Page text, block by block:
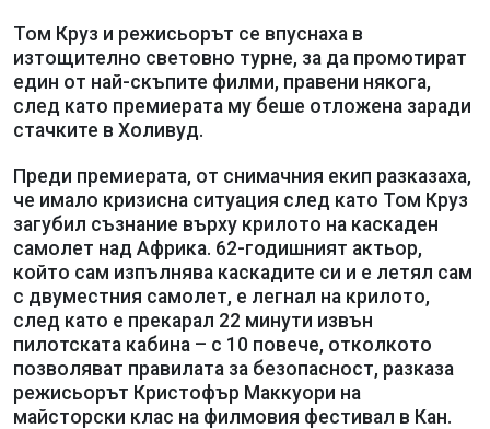
Том Круз и режисьорът се впуснаха в
изтощително световно турне, за да промотират
един от най-скъпите филми, правени някога,
след като премиерата му беше отложена заради
стачките в Холивуд.
Преди премиерата, от снимачния екип разказаха,
че имало кризисна ситуация след като Том Круз
загубил съзнание върху крилото на каскаден
самолет над Африка. 62-годишният актьор,
който сам изпълнява каскадите си и е летял сам
с двуместния самолет, е легнал на крилото,
след като е прекарал 22 минути извън
пилотската кабина – с 10 повече, отколкото
позволяват правилата за безопасност, разказа
режисьорът Кристофър Маккуори на
майсторски клас на филмовия фестивал в Кан.